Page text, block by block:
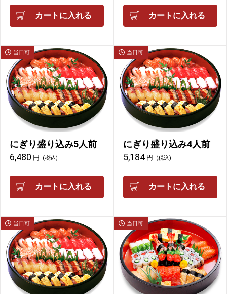
カートに入れる カートに入れる
当日可
にぎり盛り込み5人前
6,480 円 (税込)
カートに入れる
当日可
にぎり盛り込み4人前
5,184 円 (税込)
カートに入れる
当日可 当日可